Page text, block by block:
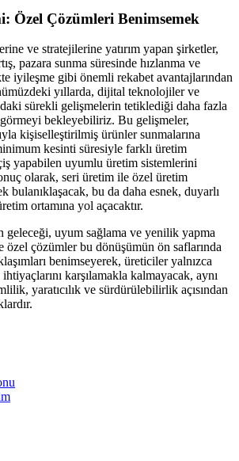
Özel Çözümleri Benimsemek
ve stratejilerine yatırım yapan şirketler,
pazara sunma süresinde hızlanma ve
iyileşme gibi önemli rekabet avantajlarından
yıllarda, dijital teknolojiler ve
sürekli gelişmelerin tetiklediği daha fazla
bekleyebiliriz. Bu gelişmeler,
kişiselleştirilmiş ürünler sunmalarına
kesinti süresiyle farklı üretim
yapabilen uyumlu üretim sistemlerini
olarak, seri üretim ile özel üretim
bulanıklaşacak, bu da daha esnek, duyarlı
ortamına yol açacaktır.
geleceği, uyum sağlama ve yenilik yapma
özel çözümler bu dönüşümün ön saflarında
benimseyerek, üreticiler yalnızca
karşılamakla kalmayacak, aynı
yaratıcılık ve sürdürülebilirlik açısından